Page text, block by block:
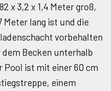
x 3,2 x 1,4 Meter groß,
Meter lang ist und die
vorbehalten
Becken unterhalb
Pool ist mit einer 60 cm
einem